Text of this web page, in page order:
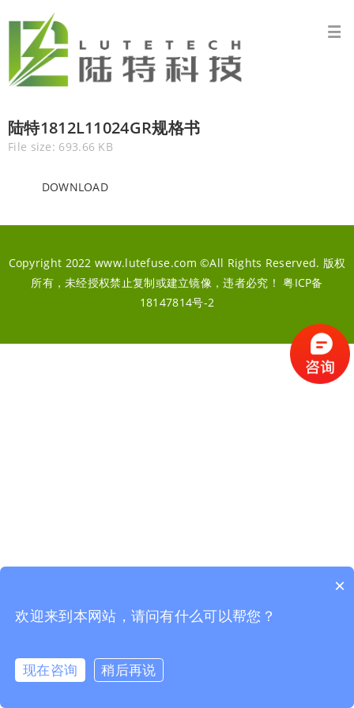
陆特1812L11024GR规格书
File size: 693.66 KB
DOWNLOAD
Copyright 2022 www.lutefuse.com ©All Rights Reserved. 版权
所有，未经授权禁止复制或建立镜像，违者必究！粤ICP备
18147814号-2
×
欢迎来到本网站，请问有什么可以帮您？
现在咨询 稍后再说